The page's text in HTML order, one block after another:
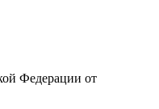
Федерации от